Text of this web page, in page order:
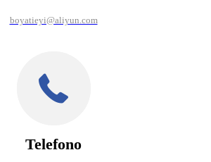
boyatieyi@aliyun.com
Telefono